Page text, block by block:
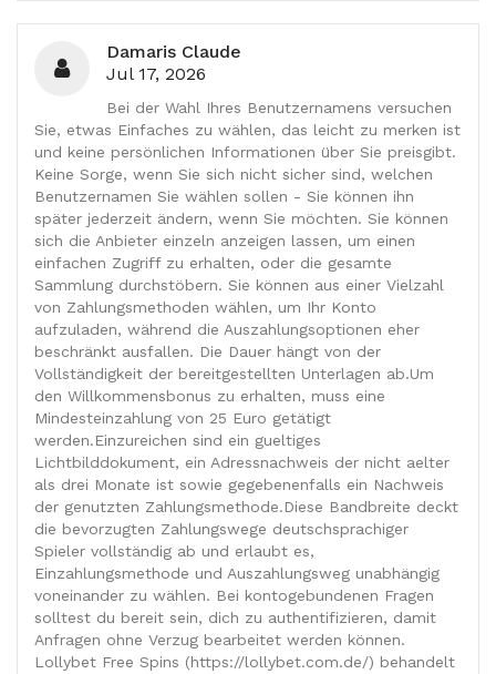
Damaris Claude
Jul 17, 2026
Bei der Wahl Ihres Benutzernamens versuchen
Sie, etwas Einfaches zu wählen, das leicht zu merken ist
und keine persönlichen Informationen über Sie preisgibt.
Keine Sorge, wenn Sie sich nicht sicher sind, welchen
Benutzernamen Sie wählen sollen - Sie können ihn
später jederzeit ändern, wenn Sie möchten. Sie können
sich die Anbieter einzeln anzeigen lassen, um einen
einfachen Zugriff zu erhalten, oder die gesamte
Sammlung durchstöbern. Sie können aus einer Vielzahl
von Zahlungsmethoden wählen, um Ihr Konto
aufzuladen, während die Auszahlungsoptionen eher
beschränkt ausfallen. Die Dauer hängt von der
Vollständigkeit der bereitgestellten Unterlagen ab.Um
den Willkommensbonus zu erhalten, muss eine
Mindesteinzahlung von 25 Euro getätigt
werden.Einzureichen sind ein gueltiges
Lichtbilddokument, ein Adressnachweis der nicht aelter
als drei Monate ist sowie gegebenenfalls ein Nachweis
der genutzten Zahlungsmethode.Diese Bandbreite deckt
die bevorzugten Zahlungswege deutschsprachiger
Spieler vollständig ab und erlaubt es,
Einzahlungsmethode und Auszahlungsweg unabhängig
voneinander zu wählen. Bei kontogebundenen Fragen
solltest du bereit sein, dich zu authentifizieren, damit
Anfragen ohne Verzug bearbeitet werden können.
Lollybet Free Spins (https://lollybet.com.de/) behandelt